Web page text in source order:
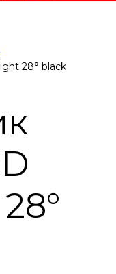
28° black